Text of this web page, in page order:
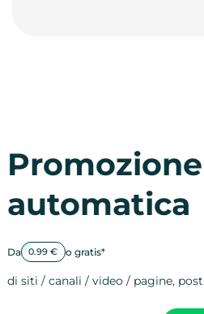
Promozione
automatica
Da 0.99 € o gratis*
di siti / canali / video / pagine,